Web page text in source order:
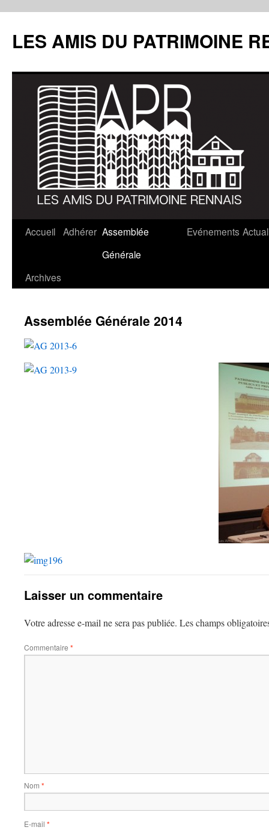
LES AMIS DU PATRIMOINE
Aller
contenu
Accueil Adhérer Assemblée
Générale
Evénements
Archives
Assemblée Générale 2014
Laisser un commentaire
Votre adresse e-mail ne sera pas publiée. Les champs
Commentaire *
Nom *
E-mail *